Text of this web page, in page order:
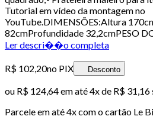
Tutorial em vídeo da montagem no
YouTube.DIMENSÕES:Altura
82cmProfundidade 32,2cmPESO
Ler descri��o completa
R$ 102,20no PIX Desconto
ou R$ 124,64em até4x de R$ 31,16
Parcele em até4x com o cartão Le